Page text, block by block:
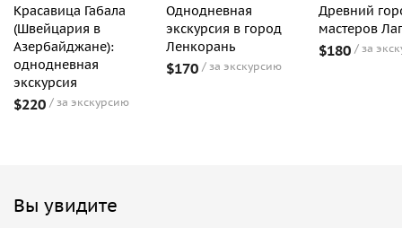
Красавица Габала
(Швейцария в
Азербайджане):
однодневная
экскурсия
$220 за экскурсию
Однодневная
экскурсия в город
Ленкорань
$170 за экскурсию
Древний
мастеров
$180 за
Вы увидите